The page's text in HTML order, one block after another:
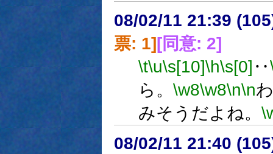
08/02/11 21:39
票: 1][同意: 2]
\t\u\s[10]\h\s[0] ‥
ら。 \w8\w8\n\n
みそうだよね。
08/02/11 21:40